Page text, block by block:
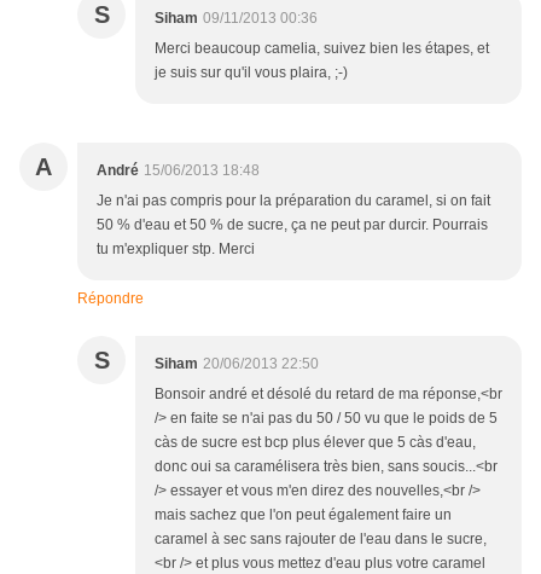
S Siham 09/11/2013 00:36
Merci beaucoup camelia, suivez bien les étapes, et
je suis sur qu'il vous plaira, ;-)
A André 15/06/2013 18:48
Je n'ai pas compris pour la préparation du caramel, si on fait
50 % d'eau et 50 % de sucre, ça ne peut par durcir. Pourrais
tu m'expliquer stp. Merci
Répondre
S Siham 20/06/2013 22:50
Bonsoir andré et désolé du retard de ma réponse,<br
/> en faite se n'ai pas du 50 / 50 vu que le poids de 5
càs de sucre est bcp plus élever que 5 càs d'eau,
donc oui sa caramélisera très bien, sans soucis...<br
/> essayer et vous m'en direz des nouvelles,<br />
mais sachez que l'on peut également faire un
caramel à sec sans rajouter de l'eau dans le sucre,
<br /> et plus vous mettez d'eau plus votre caramel